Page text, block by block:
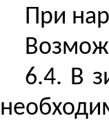
При
6.4. В